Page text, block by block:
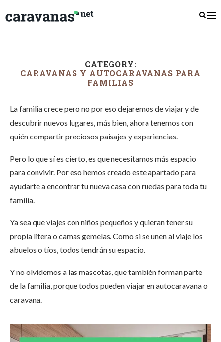
CATEGORY:
CARAVANAS Y AUTOCARAVANAS PARA
FAMILIAS
La familia crece pero no por eso dejaremos de viajar y de
descubrir nuevos lugares, más bien, ahora tenemos con
quién compartir preciosos paisajes y experiencias.
Pero lo que sí es cierto, es que necesitamos más espacio
para convivir. Por eso hemos creado este apartado para
ayudarte a encontrar tu nueva casa con ruedas para toda tu
familia.
Ya sea que viajes con niños pequeños y quieran tener su
propia litera o camas gemelas. Como si se unen al viaje los
abuelos o tíos, todos tendrán su espacio.
Y no olvidemos a las mascotas, que también forman parte
de la familia, porque todos pueden viajar en autocaravana o
caravana.